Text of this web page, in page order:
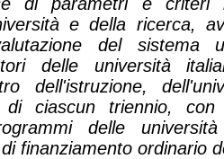
e della ricerca,
del sistema
delle università
dell'istruzione,
ciascun triennio, con
delle
finanziamento ordinario